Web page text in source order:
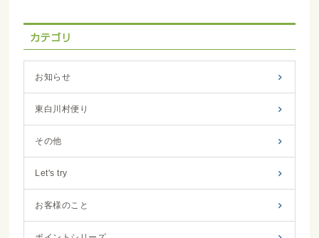
お知らせ
東白川村便り
その他
Let's try
お客様のこと